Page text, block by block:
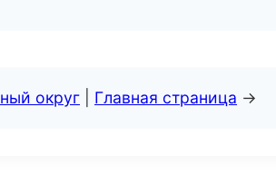
округ Главная страница →